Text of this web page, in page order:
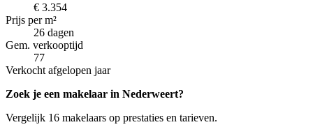
€ 3.354
Prijs per m²
26 dagen
Gem. verkooptijd
77
Verkocht afgelopen jaar
Zoek je een makelaar in Nederweert?
Vergelijk 16 makelaars op prestaties en tarieven.